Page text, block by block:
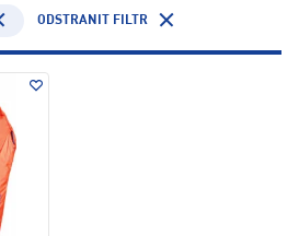
ODSTRANIT FILTR